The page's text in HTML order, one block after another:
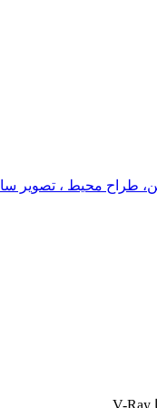
طراح محیط ، تصویر